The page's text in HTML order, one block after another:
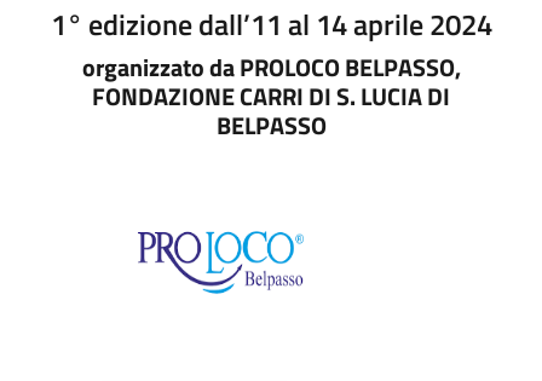
1° edizione dall’11 al 14 aprile 2024
organizzato da PROLOCO BELPASSO,
FONDAZIONE CARRI DI S. LUCIA DI
BELPASSO